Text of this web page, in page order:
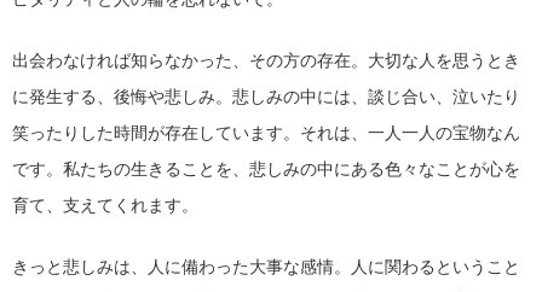
出会わなければ知らなかった、その方の存在。大切な人を思うとき
に発生する、後悔や悲しみ。悲しみの中には、談じ合い、泣いたり
笑ったりした時間が存在しています。それは、一人一人の宝物なん
です。私たちの生きることを、悲しみの中にある色々なことが心を
育て、支えてくれます。
きっと悲しみは、人に備わった大事な感情。人に関わるということ